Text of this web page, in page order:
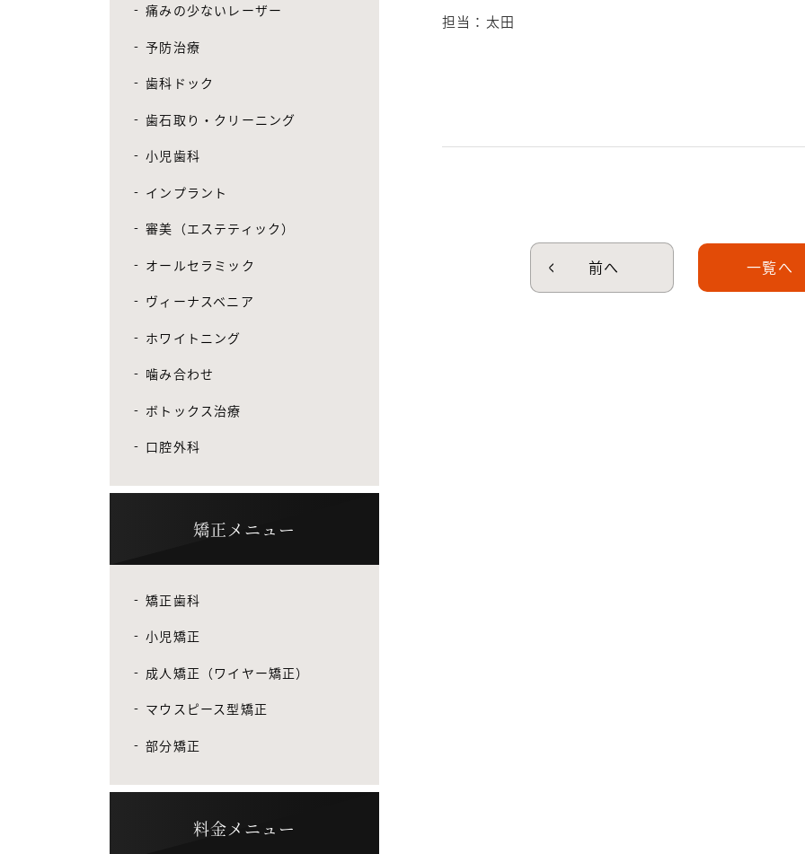
担当：太田
前へ 一覧へ
痛みの少ないレーザー
予防治療
歯科ドック
歯石取り・クリーニング
小児歯科
インプラント
審美（エステティック）
オールセラミック
ヴィーナスベニア
ホワイトニング
噛み合わせ
ボトックス治療
口腔外科
矯正メニュー
矯正歯科
小児矯正
成人矯正（ワイヤー矯正）
マウスピース型矯正
部分矯正
料金メニュー